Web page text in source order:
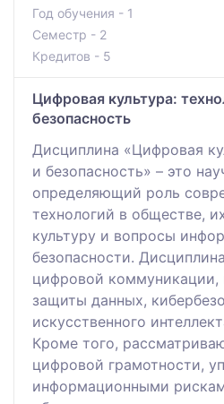
Год обучения - 1
Семестр - 2
Кредитов - 5
Цифровая культура:
безопасность
Дисциплина «Цифровая
и безопасность» – это
определяющий роль
технологий в обществе,
культуру и вопросы
безопасности.
цифровой коммуникации,
защиты данных,
искусственного
Кроме того,
цифровой грамотности,
информационными